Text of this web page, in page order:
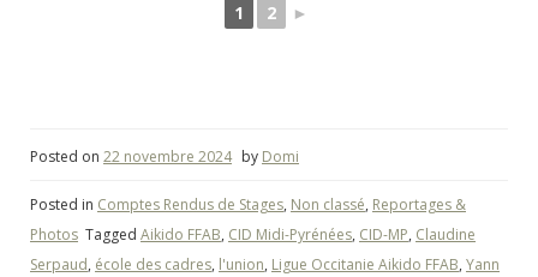
1 2 ►
Posted on 22 novembre 2024 by Domi
Posted in Comptes Rendus de Stages, Non classé, Reportages &
Photos Tagged Aikido FFAB, CID Midi-Pyrénées, CID-MP, Claudine
Serpaud, école des cadres, l'union, Ligue Occitanie Aikido FFAB, Yann